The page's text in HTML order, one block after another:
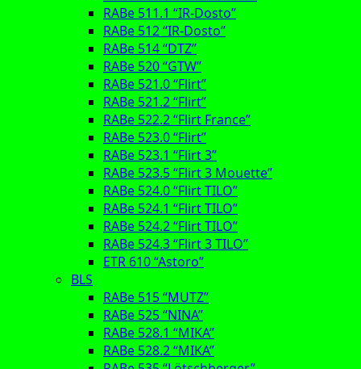
RABe 511.1 “IR-Dosto”
RABe 512 “IR-Dosto”
RABe 514 “DTZ”
RABe 520 “GTW”
RABe 521.0 “Flirt”
RABe 521.2 “Flirt”
RABe 522.2 “Flirt France”
RABe 523.0 “Flirt”
RABe 523.1 “Flirt 3”
RABe 523.5 “Flirt 3 Mouette”
RABe 524.0 “Flirt TILO”
RABe 524.1 “Flirt TILO”
RABe 524.2 “Flirt TILO”
RABe 524.3 “Flirt 3 TILO”
ETR 610 “Astoro”
BLS
RABe 515 “MUTZ”
RABe 525 “NINA”
RABe 528.1 “MIKA”
RABe 528.2 “MIKA”